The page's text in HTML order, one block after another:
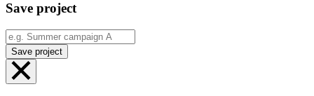
Save project
Save project